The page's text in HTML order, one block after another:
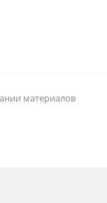
материалов